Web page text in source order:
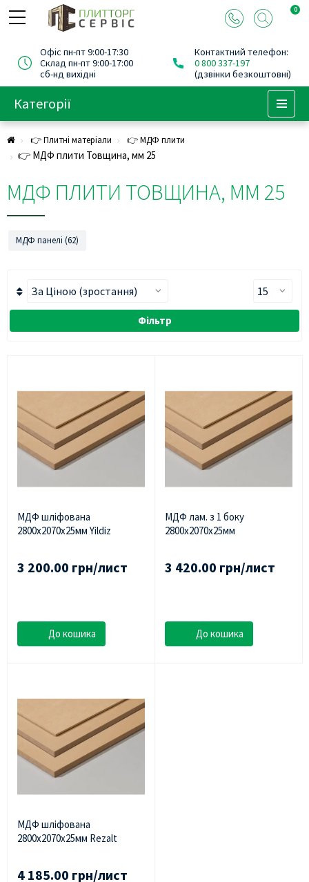
0
Офіс пн-пт 9:00-17:30
Склад пн-пт 9:00-17:00
сб-нд вихідні
Контактний телефон:
0 800 337-197
(дзвінки безкоштовні)
Категорії
👉 Плитні матеріали 👉 МДФ плити
👉 МДФ плити Товщина, мм 25
МДФ ПЛИТИ ТОВЩИНА, ММ 25
МДФ панелі (62)
Фільтр
МДФ шліфована
2800х2070х25мм Yildiz
3 200.00 грн/лист
До кошика
МДФ лам. з 1 боку
2800х2070х25мм
3 420.00 грн/лист
До кошика
МДФ шліфована
2800х2070х25мм Rezalt
4 185.00 грн/лист